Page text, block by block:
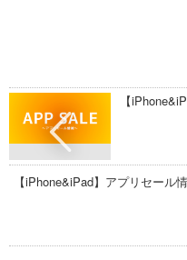
【
【iPhone&iPad】アプリセール